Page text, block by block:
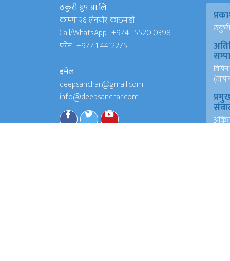
ठकुरी ग्रुप प्रा.लि
कामपा २६, लैनचौर, काठमाडौं
Call/WhatsApp :+974 - 5520 0398
फोन :+977-1-4412275
इमेल
deepsanchar@gmail.com
info@deepsanchar.com
ठकुरी